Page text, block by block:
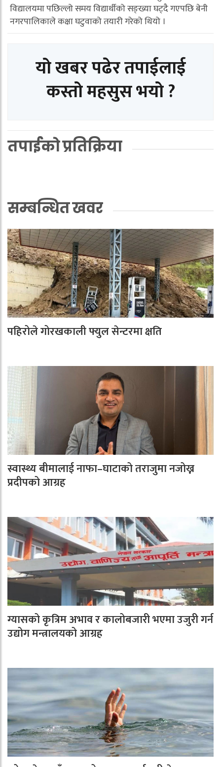
विद्यालयमा पछिल्लो समय विद्यार्थीको सङ्ख्या घट्दै गएपछि बेनी
नगरपालिकाले कक्षा घटुवाको तयारी गरेको थियो ।
यो खबर पढेर तपाईलाई
कस्तो महसुस भयो ?
तपाईको प्रतिक्रिया
सम्बन्धित खवर
पहिरोले गोरखकाली फ्युल सेन्टरमा क्षति
स्वास्थ्य बीमालाई नाफा–घाटाको तराजुमा नजोख्न
प्रदीपको आग्रह
ग्यासको कृत्रिम अभाव र कालोबजारी भएमा उजुरी गर्न
उद्योग मन्त्रालयको आग्रह